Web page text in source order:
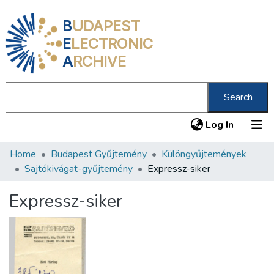
BUDAPEST
ELECTRONIC
ARCHIVE
Search
Log In (current)
Communities & Collections
Statistics
About us
Home Budapest Gyűjtemény
Különgyűjtemények
Sajtókivágat-gyűjtemény
Expressz-siker
Expressz-siker